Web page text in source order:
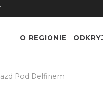
O REGIONIE
Pod Delfinem